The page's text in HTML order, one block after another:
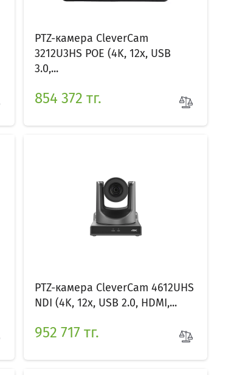
PTZ-камера CleverCam
3212U3HS POE (4K, 12x, USB
3.0,...
854 372 тг.
PTZ-камера CleverCam 4612UHS
NDI (4K, 12x, USB 2.0, HDMI,...
952 717 тг.